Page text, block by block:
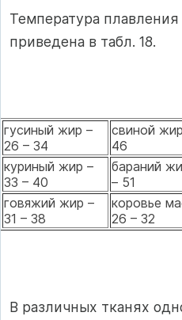
Температура плавления
приведена в табл. 18.
гусиный жир –
26 – 34
свиной
46
куриный жир –
33 – 40
бараний
– 51
говяжий жир –
31 – 38
коровье
26 – 32
В различных тканях